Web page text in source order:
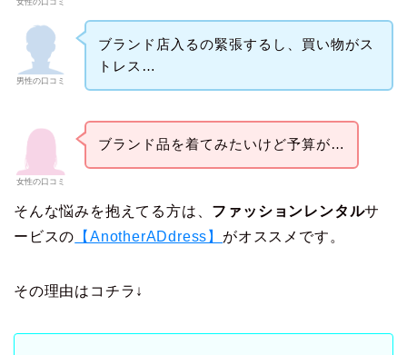
女性の口コミ
男性の口コミ
ブランド店入るの緊張するし、買い物がス
トレス…
女性の口コミ
ブランド品を着てみたいけど予算が…
そんな悩みを抱えてる方は、 ファッションレンタルサ
ービスの 【AnotherADdress】 がオススメです。
その理由はコチラ↓